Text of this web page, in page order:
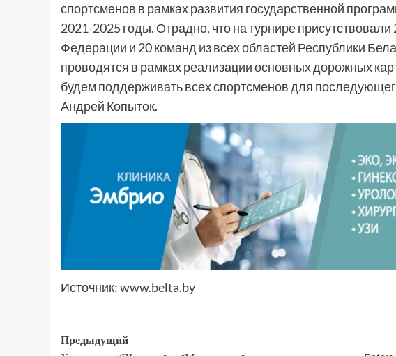
спортсменов в рамках развития государственной
2021-2025 годы. Отрадно, что на турнире
Федерации и 20 команд из всех областей Республики
проводятся в рамках реализации основных дорожных
будем поддерживать всех спортсменов для
Андрей Копыток.
Источник:www.belta.by
Предыдущий